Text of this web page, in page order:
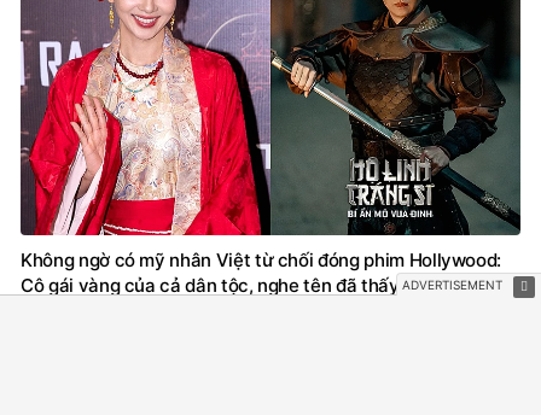
Không ngờ có mỹ nhân Việt từ chối đóng phim Hollywood:
Cô gái vàng của cả dân tộc, nghe tên đã thấy tự hào